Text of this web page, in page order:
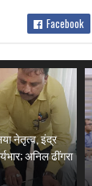
Facebook
नेतृत्व, इंद्र
अनिल ढींगरा